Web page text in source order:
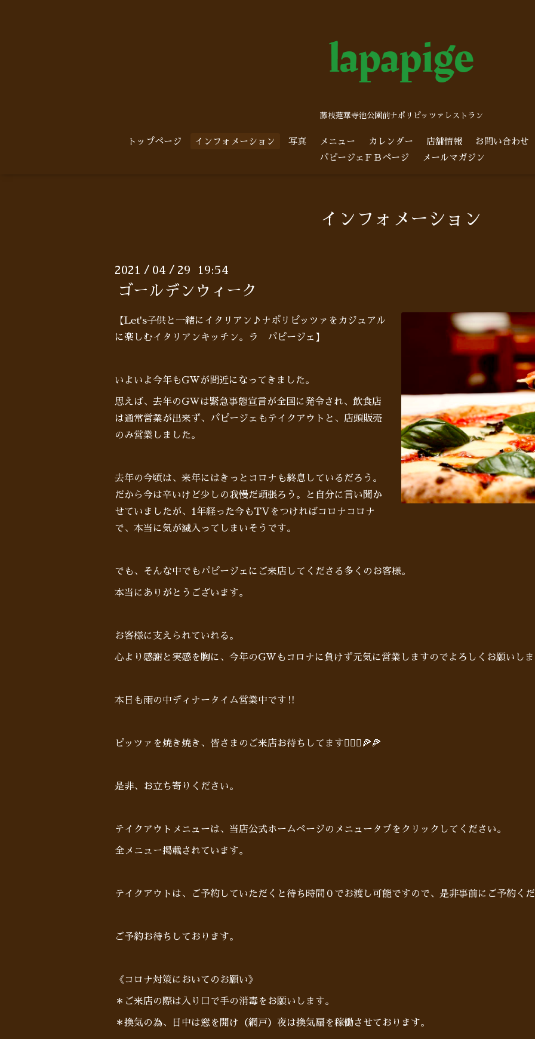
藤枝蓮華寺池公園前ナポリピッツァレストラン
トップページ インフォメーション 写真 メニュー カレンダー 店舗情報
お問い合わせ
パピージェＦＢページ
メールマガジン
インフォメーション
2021 / 04 / 29 19:54
ゴールデンウィーク
【Let's子供と一緒にイタリアン♪ナポリピッツァをカジュアル
に楽しむイタリアンキッチン。ラ パピージェ】
いよいよ今年もGWが間近になってきました。
思えば、去年のGWは緊急事態宣言が全国に発令され、飲食店
は通常営業が出来ず、パピージェもテイクアウトと、店頭販売
のみ営業しました。
去年の今頃は、来年にはきっとコロナも終息しているだろう。
だから今は辛いけど少しの我慢だ頑張ろう。と自分に言い聞か
せていましたが、1年経った今もTVをつければコロナコロナ
で、本当に気が滅入ってしまいそうです。
でも、そんな中でもパピージェにご来店してくださる多くのお客様。
本当にありがとうございます。
お客様に支えられていれる。
心より感謝と実感を胸に、今年のGWもコロナに負けず元気に営業しますのでよろしくお願いし
本日も雨の中ディナータイム営業中です‼︎
ピッツァを焼き焼き、皆さまのご来店お待ちしてます🙋🏻‍♂️🍕🍕
是非、お立ち寄りください。
テイクアウトメニューは、当店公式ホームページのメニュータブをクリックしてください。
全メニュー掲載されています。
テイクアウトは、ご予約していただくと待ち時間０でお渡し可能ですので、是非事前にご予約く
ご予約お待ちしております。
《コロナ対策においてのお願い》
＊ご来店の際は入り口で手の消毒をお願いします。
＊換気の為、日中は窓を開け（網戸）夜は換気扇を稼働させております。